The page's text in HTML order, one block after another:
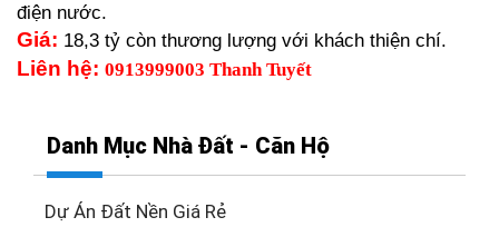
điện nước.
Giá: 18,3 tỷ còn thương lượng với khách thiện chí.
Liên hệ: 0913999003 Thanh Tuyết
Danh Mục Nhà Đất - Căn Hộ
Dự Án Đất Nền Giá Rẻ